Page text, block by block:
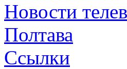
Новости
Полтава
Ссылки